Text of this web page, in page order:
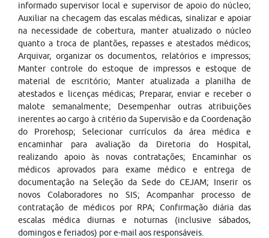
informado supervisor local e supervisor de apoio do núcleo;
Auxiliar na checagem das escalas médicas, sinalizar e apoiar
na necessidade de cobertura, manter atualizado o núcleo
quanto a troca de plantões, repasses e atestados médicos;
Arquivar, organizar os documentos, relatórios e impressos;
Manter controle do estoque de impressos e estoque de
material de escritório; Manter atualizada a planilha de
atestados e licenças médicas; Preparar, enviar e receber o
malote semanalmente; Desempenhar outras atribuições
inerentes ao cargo à critério da Supervisão e da Coordenação
do Prorehosp; Selecionar currículos da área médica e
encaminhar para avaliação da Diretoria do Hospital,
realizando apoio às novas contratações; Encaminhar os
médicos aprovados para exame médico e entrega de
documentação na Seleção da Sede do CEJAM; Inserir os
novos Colaboradores no SIS; Acompanhar processo de
contratação de médicos por RPA; Confirmação diária das
escalas médica diurnas e noturnas (inclusive sábados,
domingos e feriados) por e-mail aos responsáveis.